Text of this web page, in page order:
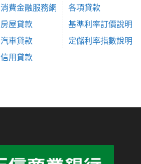
消費金融服務網
房屋貸款
汽車貸款
信用貸款
各項貸款
基準利率訂價說明
定儲利率指數說明